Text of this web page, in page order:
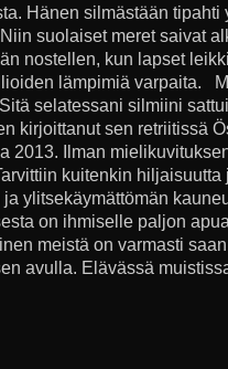
Hänen silmästään
suolaiset meret saivat
nostellen, kun lapset
lämpimiä varpaita.
selatessani silmiini
kirjoittanut sen retriitissä
2013. Ilman
kuitenkin
ja ylitsekäymättömän
on ihmiselle paljon
meistä on varmasti
avulla. Elävässä